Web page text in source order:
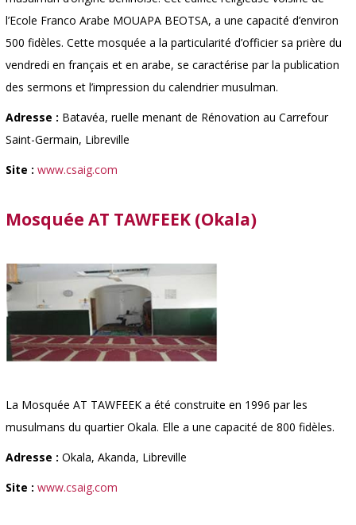
l’Ecole Franco Arabe MOUAPA BEOTSA, a une capacité d’environ
500 fidèles. Cette mosquée a la particularité d’officier sa prière du
vendredi en français et en arabe, se caractérise par la publication
des sermons et l’impression du calendrier musulman.
Adresse : Batavéa, ruelle menant de Rénovation au Carrefour
Saint-Germain, Libreville
Site : www.csaig.com
Mosquée AT TAWFEEK (Okala)
La Mosquée AT TAWFEEK a été construite en 1996 par les
musulmans du quartier Okala. Elle a une capacité de 800 fidèles.
Adresse : Okala, Akanda, Libreville
Site : www.csaig.com